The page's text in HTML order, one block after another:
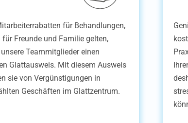
für Behandlungen,
für Freunde und Familie gelten,
Teammitglieder einen
Glattausweis. Mit diesem Ausweis
sie von Vergünstigungen in
Geschäften im Glattzentrum.